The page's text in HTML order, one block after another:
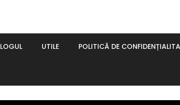
UTILE POLITICĂ DE